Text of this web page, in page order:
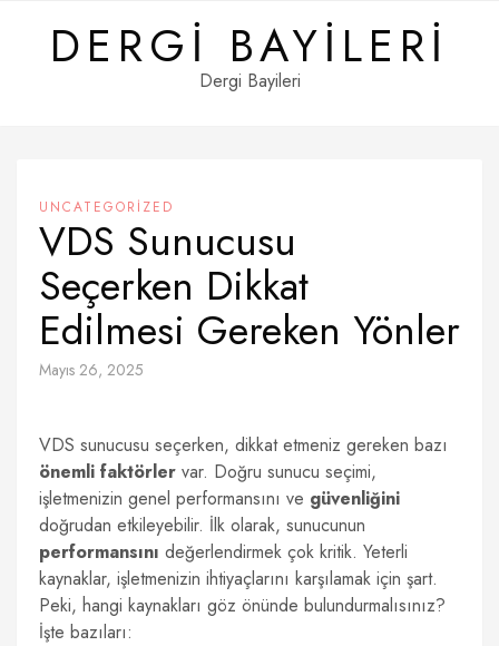
contentDERGI BAYILERI
Dergi Bayileri
UNCATEGORIZED
VDS Sunucusu
Seçerken Dikkat
Edilmesi Gereken Yönler
Mayıs 26, 2025
VDS sunucusu seçerken, dikkat etmeniz gereken bazı
önemli faktörler var. Doğru sunucu seçimi,
işletmenizin genel performansını ve güvenliğini
doğrudan etkileyebilir. İlk olarak, sunucunun
performansını değerlendirmek çok kritik. Yeterli
kaynaklar, işletmenizin ihtiyaçlarını karşılamak için şart.
Peki, hangi kaynakları göz önünde bulundurmalısınız?
İşte bazıları: